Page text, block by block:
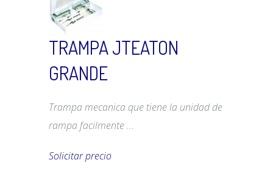
TRAMPA JTEATON
GRANDE
Trampa mecanica que tiene la unidad de
rampa facilmente ...
Solicitar precio